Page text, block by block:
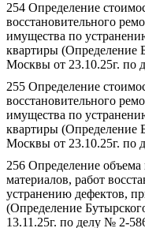
254 Определение
восстановительного
имущества по
квартиры (Определение
Москвы от 23.10.25г. по
255 Определение
восстановительного
имущества по
квартиры (Определение
Москвы от 23.10.25г. по
256 Определение
материалов, работ
устранению дефектов,
(Определение
13.11.25г. по делу № 2-